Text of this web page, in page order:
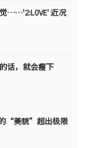
……'2:L0VE' 近况
话，就会瘦下
“美貌”超出极限